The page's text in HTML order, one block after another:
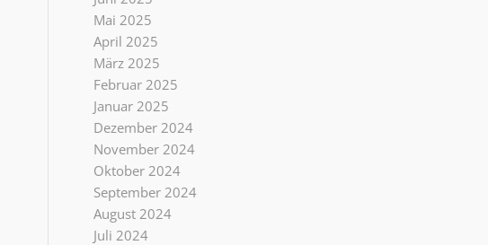
Mai 2025
April 2025
März 2025
Februar 2025
Januar 2025
Dezember 2024
November 2024
Oktober 2024
September 2024
August 2024
Juli 2024